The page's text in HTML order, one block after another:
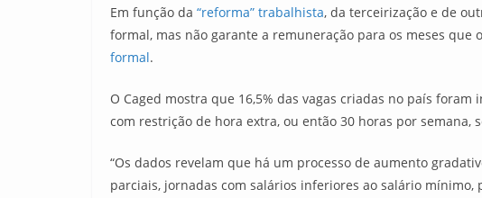
Em função da “reforma” trabalhista, da terceirização e de
formal, mas não garante a remuneração para os meses
formal.
O Caged mostra que 16,5% das vagas criadas no país
com restrição de hora extra, ou então 30 horas por semana,
“Os dados revelam que há um processo de aumento
parciais, jornadas com salários inferiores ao salário